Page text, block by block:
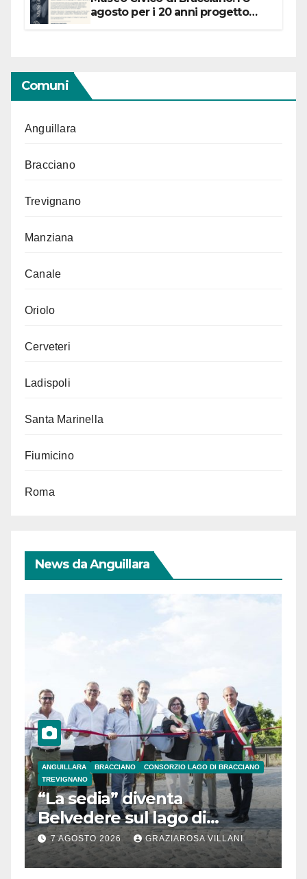
agosto per i 20 anni progetto
Comuni
Anguillara
Bracciano
Trevignano
Manziana
Canale
Oriolo
Cerveteri
Ladispoli
Santa Marinella
Fiumicino
Roma
News da Anguillara
ANGUILLARA BRACCIANO
CONSORZIO LAGO DI BRACCIANO
TREVIGNANO
“La sedia” diventa
Belvedere sul lago di
Bracciano: ieri
l’inaugurazione
7 AGOSTO 2026 GRAZIAROSA VILLANI